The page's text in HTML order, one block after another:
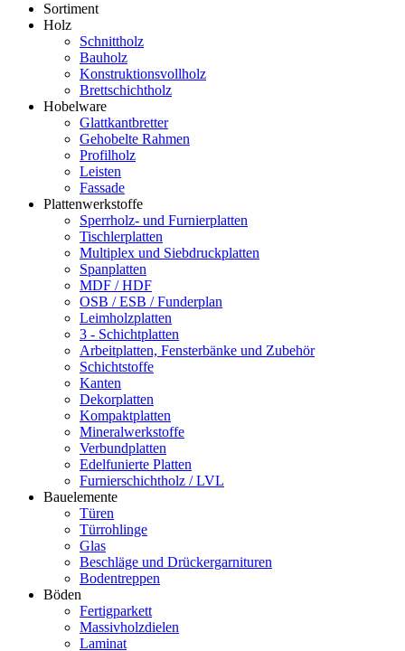
Sortiment
Holz
Schnittholz
Bauholz
Konstruktionsvollholz
Brettschichtholz
Hobelware
Glattkantbretter
Gehobelte Rahmen
Profilholz
Leisten
Fassade
Plattenwerkstoffe
Sperrholz- und Furnierplatten
Tischlerplatten
Multiplex und Siebdruckplatten
Spanplatten
MDF / HDF
OSB / ESB / Funderplan
Leimholzplatten
3 - Schichtplatten
Arbeitplatten, Fensterbänke und Zubehör
Schichtstoffe
Kanten
Dekorplatten
Kompaktplatten
Mineralwerkstoffe
Verbundplatten
Edelfunierte Platten
Furnierschichtholz / LVL
Bauelemente
Türen
Türrohlinge
Glas
Beschläge und Drückergarnituren
Bodentreppen
Böden
Fertigparkett
Massivholzdielen
Laminat